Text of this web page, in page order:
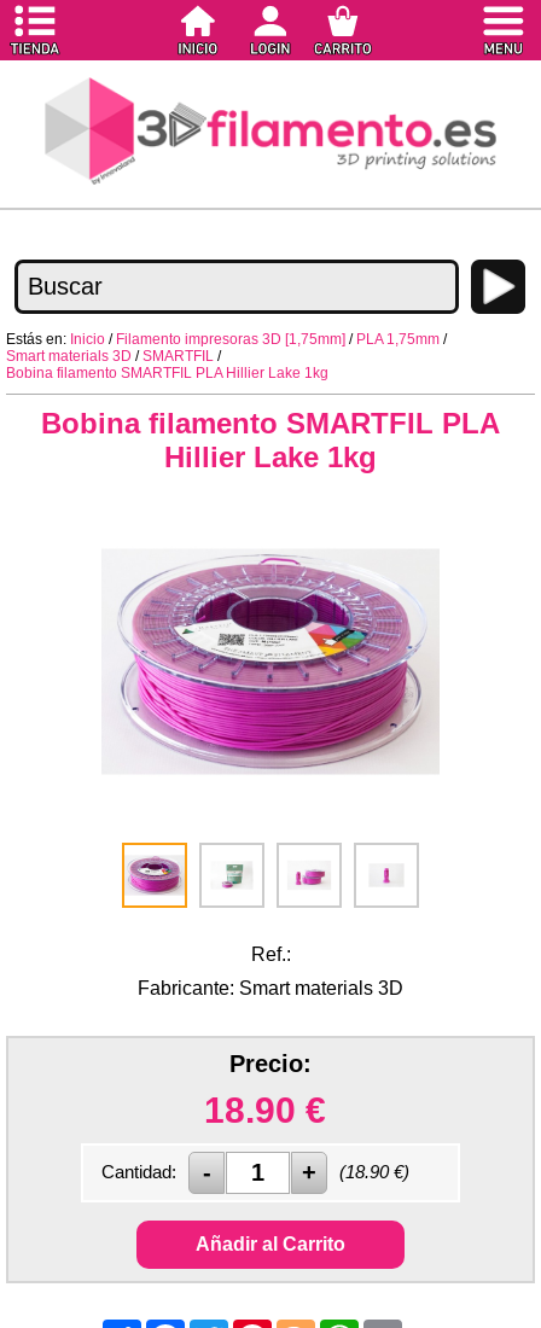
Estás en: Inicio / Filamento impresoras 3D [1,75mm] / PLA 1,75mm /
Smart materials 3D /SMARTFIL /
Bobina filamento SMARTFIL PLA Hillier Lake 1kg
Bobina filamento SMARTFIL PLA
Hillier Lake 1kg
Ref.:
Fabricante: Smart materials 3D
Precio:
18.90 €
Cantidad: (18.90€)
Añadir al Carrito